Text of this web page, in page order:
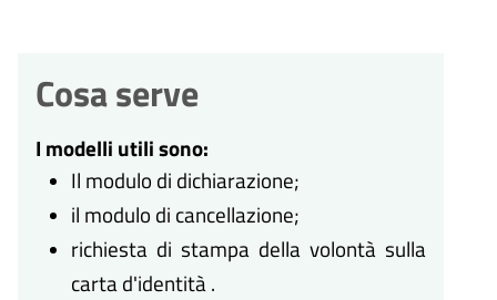
Cosa serve
I modelli utili sono:
Il modulo di dichiarazione;
il modulo di cancellazione;
richiesta di stampa della volontà sulla
carta d'identità .